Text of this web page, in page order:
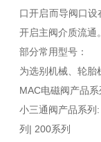
口开启而导阀口
开启主阀介质流通
部分常用型号：
为选别机械、轮胎
MAC电磁阀产品系
小三通阀产品系
列| 200系列